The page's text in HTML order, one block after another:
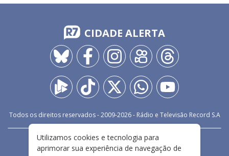
CIDADE ALERTA
Todos os direitos reservados - 2009-2026- Rádio e Televisão Record S.A
FALE CONOSCO
PRIVACIDADE
Utilizamos cookies e tecnologia para
aprimorar sua experiência de navegação de